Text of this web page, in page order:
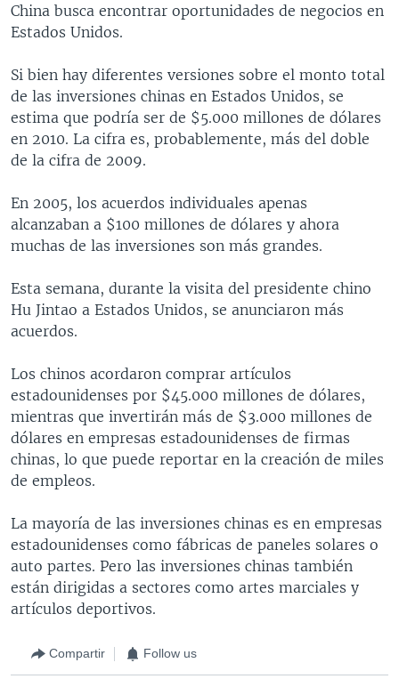
China busca encontrar oportunidades de negocios en
Estados Unidos.
Si bien hay diferentes versiones sobre el monto total
de las inversiones chinas en Estados Unidos, se
estima que podría ser de $5.000 millones de dólares
en 2010. La cifra es, probablemente, más del doble
de la cifra de 2009.
En 2005, los acuerdos individuales apenas
alcanzaban a $100 millones de dólares y ahora
muchas de las inversiones son más grandes.
Esta semana, durante la visita del presidente chino
Hu Jintao a Estados Unidos, se anunciaron más
acuerdos.
Los chinos acordaron comprar artículos
estadounidenses por $45.000 millones de dólares,
mientras que invertirán más de $3.000 millones de
dólares en empresas estadounidenses de firmas
chinas, lo que puede reportar en la creación de miles
de empleos.
La mayoría de las inversiones chinas es en empresas
estadounidenses como fábricas de paneles solares o
auto partes. Pero las inversiones chinas también
están dirigidas a sectores como artes marciales y
artículos deportivos.
Compartir Follow us